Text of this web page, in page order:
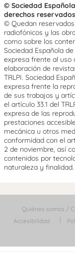
© Sociedad
derechos reservados
© Quedan
radiofónicos y las
como sobre los
Sociedad Española
expresa frente al uso
elaboración de
TRLPI. Sociedad
expresa frente la
de sus trabajos y
el artículo 33.1 del
expresa de las
prestaciones
mecánica u otros
conformidad con el
2 de noviembre, así
contenidos por
naturaleza y finalidad.
Quiénes somos /
Accesibilidad